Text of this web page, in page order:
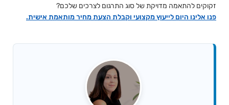
זקוקים להתאמה מדויקת של סוג התרגום לצרכים שלכם?
פנו אלינו היום לייעוץ מקצועי וקבלת הצעת מחיר מותאמת אישית.